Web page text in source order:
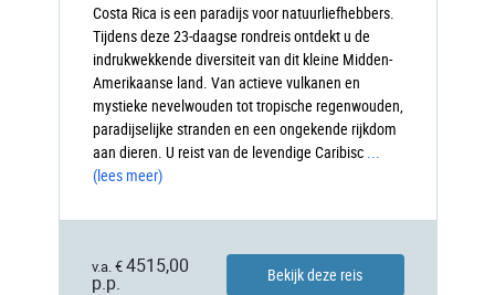
Costa Rica is een paradijs voor natuurliefhebbers.
Tijdens deze 23-daagse rondreis ontdekt u de
indrukwekkende diversiteit van dit kleine Midden-
Amerikaanse land. Van actieve vulkanen en
mystieke nevelwouden tot tropische regenwouden,
paradijselijke stranden en een ongekende rijkdom
aan dieren. U reist van de levendige Caribisc ...
(lees meer)
v.a. € 4515,00
p.p.
Bekijk deze reis